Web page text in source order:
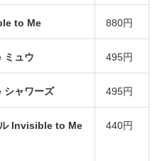
to Me 880円
ュウ 495円
ャワーズ 495円
Invisible to Me
440円